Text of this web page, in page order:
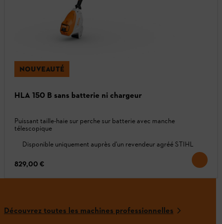
NOUVEAUTÉ
HLA 150 B sans batterie ni chargeur
Puissant taille-haie sur perche sur batterie avec manche
télescopique
Disponible uniquement auprès d'un revendeur agréé STIHL
829,00 €
Découvrez toutes les machines professionnelles